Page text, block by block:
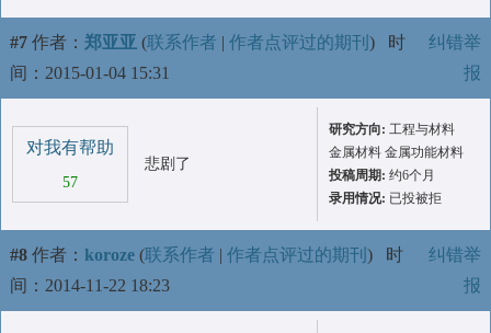
#7 作者： 郑亚亚 (联系作者 | 作者点评过的期刊 ) 时
间：2015-01-04 15:31
纠错举
报
对我有帮助
57
悲剧了
研究方向: 工程与材料
金属材料 金属功能材料
投稿周期: 约6个月
录用情况: 已投被拒
#8 作者： koroze (联系作者 | 作者点评过的期刊 ) 时
间：2014-11-22 18:23
纠错举
报